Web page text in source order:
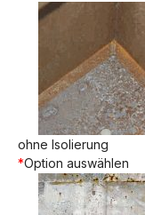
ohne Isolierung
*Option auswählen